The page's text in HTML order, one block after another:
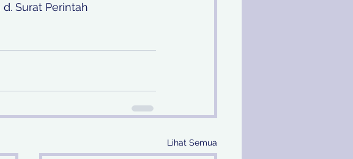
Surat Perintah
Lihat Semua